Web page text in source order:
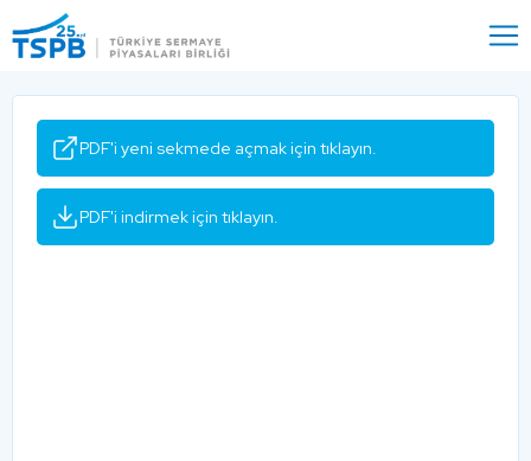
Close
PDF'i yeni sekmede açmak için tıklayın.
PDF'i indirmek için tıklayın.